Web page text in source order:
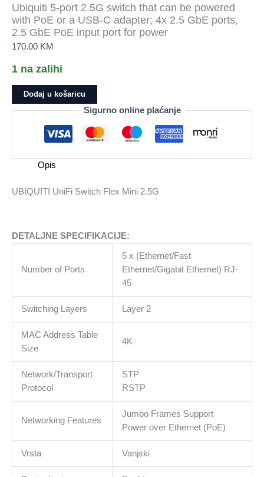
Ubiquiti 5-port 2.5G switch that can be powered
with PoE or a USB-C adapter; 4x 2.5 GbE ports,
2.5 GbE PoE input port for power
170.00 KM
1 na zalihi
Ubiquiti
5-
that
be
powered
or
USB-
adapter;
2.5
GbE
ports,
2.5
GbE
PoE
input
port
power
količina
Dodaj u košaricu
Sigurno online plaćanje
Opis
UBIQUITI UniFi Switch Flex Mini 2.5G
DETALJNE SPECIFIKACIJE:
Number of Ports
5 x (Ethernet/Fast
Ethernet/Gigabit Ethernet) RJ-
45
Switching Layers Layer 2
MAC Address Table
Size
4K
Network/Transport
Protocol
STP
RSTP
Networking Features
Jumbo Frames Support
Power over Ethernet (PoE)
Vrsta Vanjski